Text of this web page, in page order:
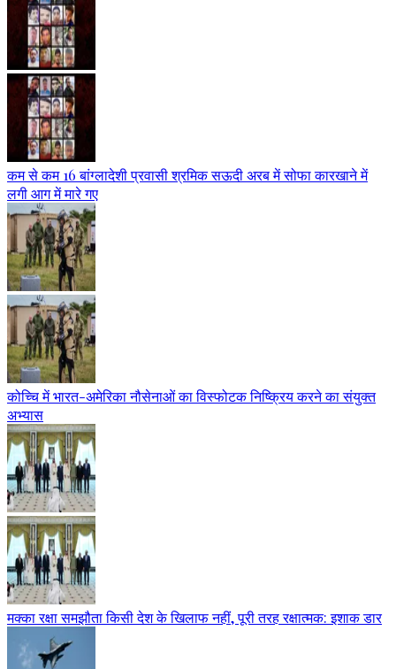
कम से कम 16 बांग्लादेशी प्रवासी श्रमिक सऊदी अरब में सोफा कारखाने में
लगी आग में मारे गए
कोच्चि में भारत-अमेरिका नौसेनाओं का विस्फोटक निष्क्रिय करने का संयुक्त
अभ्यास
मक्का रक्षा समझौता किसी देश के खिलाफ नहीं, पूरी तरह रक्षात्मक: इशाक डार